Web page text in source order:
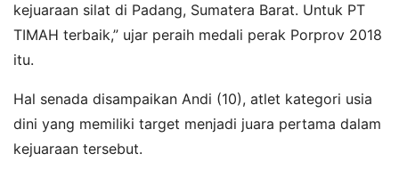
kejuaraan silat di Padang, Sumatera Barat. Untuk PT
TIMAH terbaik,” ujar peraih medali perak Porprov 2018
itu.
Hal senada disampaikan Andi (10), atlet kategori usia
dini yang memiliki target menjadi juara pertama dalam
kejuaraan tersebut.